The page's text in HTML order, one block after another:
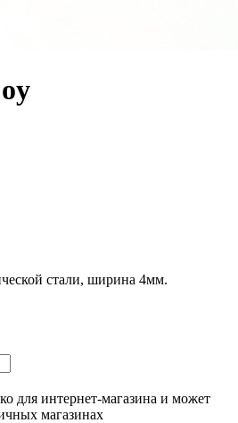
стали, ширина 4мм.
для интернет-магазина и может
магазинах